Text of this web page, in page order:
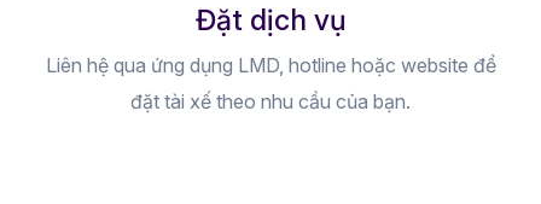
Đặt dịch vụ
Liên hệ qua ứng dụng LMD, hotline hoặc website để
đặt tài xế theo nhu cầu của bạn.